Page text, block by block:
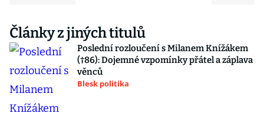
Články z jiných titulů
Poslední rozloučení s Milanem Knížákem
(†86): Dojemné vzpomínky přátel a záplava
věnců
Blesk politika